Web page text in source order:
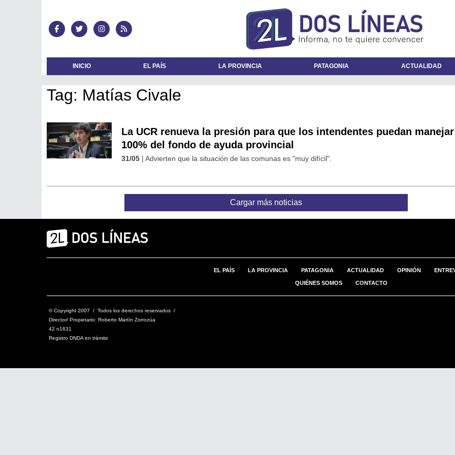
INICIO EL PAÍS LA PROVINCIA PATAGONIA ACTUALIDAD
Tag: Matías Civale
La UCR renueva la presión para que los intendentes puedan
100% del fondo de ayuda provincial
31/05 | Advierten que la situación de las comunas es "muy difícil".
Cargar más noticias
EL PAÍS LA PROVINCIA PATAGONIA ACTUALIDAD OPINIÓN
QUIÉNES SOMOS CONTACTO
© Copyright 2007 / Todos los derechos reservados /
Director/ Propietario: Roberto Martín Zorrozúa
42 n1631
Registro DNDA en trámite